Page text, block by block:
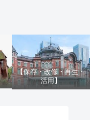
【保存・改修・再生・
活用】